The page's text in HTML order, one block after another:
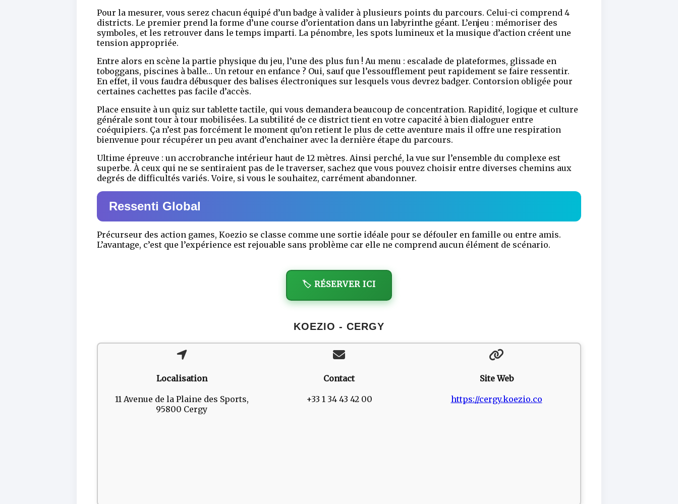
Pour la mesurer, vous serez chacun équipé d’un badge à valider à plusieurs points du parcours. Celui-ci comprend 4
districts. Le premier prend la forme d’une course d’orientation dans un labyrinthe géant. L’enjeu : mémoriser des
symboles, et les retrouver dans le temps imparti. La pénombre, les spots lumineux et la musique d’action créent une
tension appropriée.
Entre alors en scène la partie physique du jeu, l’une des plus fun ! Au menu : escalade de plateformes, glissade en
toboggans, piscines à balle… Un retour en enfance ? Oui, sauf que l’essoufflement peut rapidement se faire ressentir.
En effet, il vous faudra débusquer des balises électroniques sur lesquels vous devrez badger. Contorsion obligée pour
certaines cachettes pas facile d’accès.
Place ensuite à un quiz sur tablette tactile, qui vous demandera beaucoup de concentration. Rapidité, logique et culture
générale sont tour à tour mobilisées. La subtilité de ce district tient en votre capacité à bien dialoguer entre
coéquipiers. Ça n’est pas forcément le moment qu’on retient le plus de cette aventure mais il offre une respiration
bienvenue pour récupérer un peu avant d’enchainer avec la dernière étape du parcours.
Ultime épreuve : un accrobranche intérieur haut de 12 mètres. Ainsi perché, la vue sur l’ensemble du complexe est
superbe. À ceux qui ne se sentiraient pas de le traverser, sachez que vous pouvez choisir entre diverses chemins aux
degrés de difficultés variés. Voire, si vous le souhaitez, carrément abandonner.
Ressenti Global
Précurseur des action games, Koezio se classe comme une sortie idéale pour se défouler en famille ou entre amis.
L’avantage, c’est que l’expérience est rejouable sans problème car elle ne comprend aucun élément de scénario.
🏷️ RÉSERVER ICI
KOEZIO - CERGY
Localisation
11 Avenue de la Plaine des Sports,
95800 Cergy
Contact
+33 1 34 43 42 00
Site Web
https://cergy.koezio.co